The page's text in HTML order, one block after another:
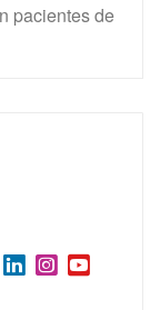
pacientes de